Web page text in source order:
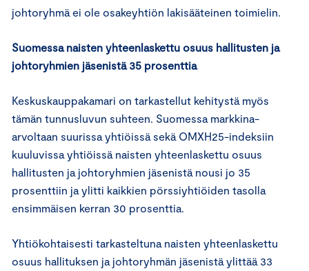
johtoryhmä ei ole osakeyhtiön lakisääteinen toimielin.
Suomessa naisten yhteenlaskettu osuus hallitusten ja
johtoryhmien jäsenistä 35 prosenttia
Keskuskauppakamari on tarkastellut kehitystä myös
tämän tunnusluvun suhteen. Suomessa markkina-
arvoltaan suurissa yhtiöissä sekä OMXH25-indeksiin
kuuluvissa yhtiöissä naisten yhteenlaskettu osuus
hallitusten ja johtoryhmien jäsenistä nousi jo 35
prosenttiin ja ylitti kaikkien pörssiyhtiöiden tasolla
ensimmäisen kerran 30 prosenttia.
Yhtiökohtaisesti tarkasteltuna naisten yhteenlaskettu
osuus hallituksen ja johtoryhmän jäsenistä ylittää 33